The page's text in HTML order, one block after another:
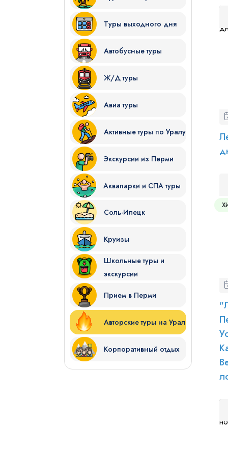
Туры выходного дня
Автобусные туры
Ж/Д туры
Авиа туры
Активные туры по Уралу
Экскурсии из Перми
Аквапарки и СПА туры
Соль-Илецк
Круизы
Школьные туры и
экскурсии
Прием в Перми
Авторские туры на Урал
Корпоративный отдых
Я даю согласие на